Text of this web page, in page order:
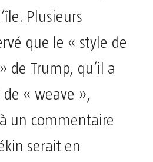
Plusieurs
que le « style de
de Trump, qu’il a
« weave »,
un commentaire
serait en